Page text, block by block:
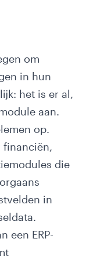
om
in hun
het is er al,
aan.
op.
die
in
een ERP-